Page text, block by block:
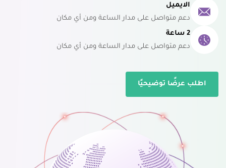
الايميل
دعم متواصل على مدار الساعة ومن أي مكان
2 ساعة
دعم متواصل على مدار الساعة ومن أي مكان
اطلب عرضًا توضيحيًا